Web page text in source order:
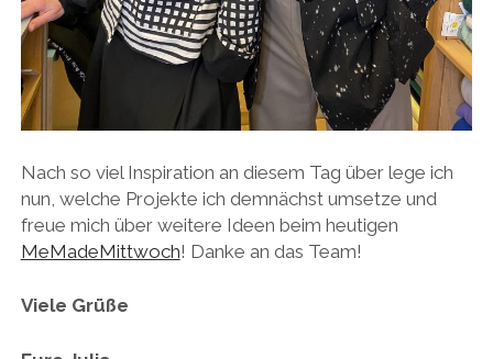
Nach so viel Inspiration an diesem Tag über lege ich
nun, welche Projekte ich demnächst umsetze und
freue mich über weitere Ideen beim heutigen
MeMadeMittwoch! Danke an das Team!
Viele Grüße